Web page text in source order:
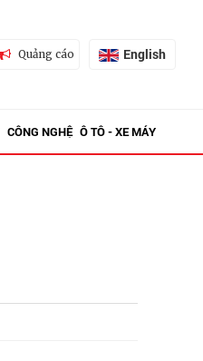
Quảng cáo English
CÔNG NGHỆ Ô TÔ - XE MÁY